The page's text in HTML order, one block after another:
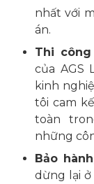
nhất với
án.
Thi
của AGS
kinh
tôi cam
toàn
những
Bảo
dừng lại